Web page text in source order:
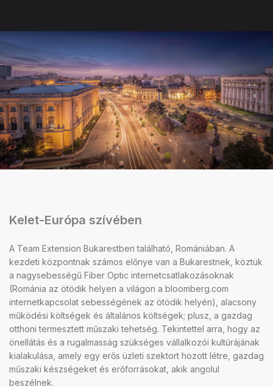
Kelet-Európa szívében
A Team Extension Bukarestben található, Romániában. A
kezdeti központnak számos előnye van a Bukarestnek, köztük
a nagysebességű Fiber Optic internetcsatlakozásoknak
(Románia az ötödik helyen a világon a bloomberg.com
internetkapcsolat sebességének az ötödik helyén), alacsony
működési költségek és általános költségek; plusz, a gazdag
otthoni termesztett műszaki tehetség. Tekintettel arra, hogy az
önellátás és a rugalmasság szükséges vállalkozói kultúrájának
kialakulása, amely egy erős üzleti szektort hozott létre, gazdag
műszaki készségeket és erőforrásokat, akik angolul
beszélnek.